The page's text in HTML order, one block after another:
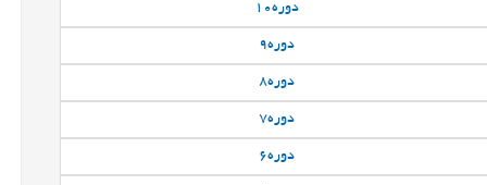
دوره10
دوره9
دوره8
دوره7
دوره6